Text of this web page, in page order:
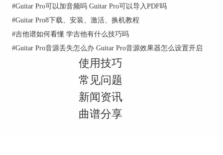
#Guitar Pro可以加音频吗 Guitar Pro可以导入PDF吗
#Guitar Pro8下载、安装、激活、换机教程
#吉他谱如何看懂 学吉他有什么技巧吗
#Guitar Pro音源丢失怎么办 Guitar Pro音源效果器怎么设置开启
使用技巧
常见问题
新闻资讯
曲谱分享